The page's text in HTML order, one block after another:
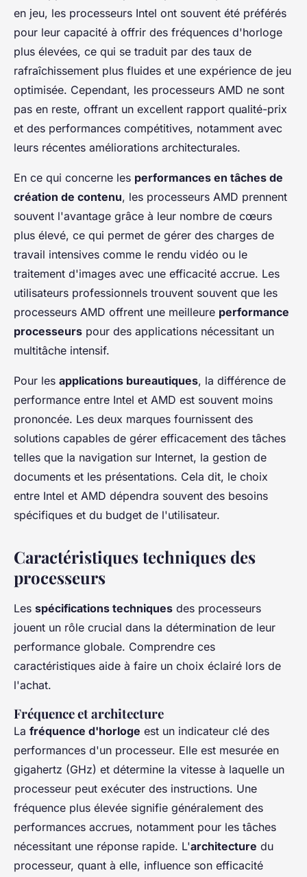
en jeu, les processeurs Intel ont souvent été préférés
pour leur capacité à offrir des fréquences d'horloge
plus élevées, ce qui se traduit par des taux de
rafraîchissement plus fluides et une expérience de jeu
optimisée. Cependant, les processeurs AMD ne sont
pas en reste, offrant un excellent rapport qualité-prix
et des performances compétitives, notamment avec
leurs récentes améliorations architecturales.
En ce qui concerne les performances en tâches de
création de contenu, les processeurs AMD prennent
souvent l'avantage grâce à leur nombre de cœurs
plus élevé, ce qui permet de gérer des charges de
travail intensives comme le rendu vidéo ou le
traitement d'images avec une efficacité accrue. Les
utilisateurs professionnels trouvent souvent que les
processeurs AMD offrent une meilleure performance
processeurs pour des applications nécessitant un
multitâche intensif.
Pour les applications bureautiques, la différence de
performance entre Intel et AMD est souvent moins
prononcée. Les deux marques fournissent des
solutions capables de gérer efficacement des tâches
telles que la navigation sur Internet, la gestion de
documents et les présentations. Cela dit, le choix
entre Intel et AMD dépendra souvent des besoins
spécifiques et du budget de l'utilisateur.
Caractéristiques techniques des
processeurs
Les spécifications techniques des processeurs
jouent un rôle crucial dans la détermination de leur
performance globale. Comprendre ces
caractéristiques aide à faire un choix éclairé lors de
l'achat.
Fréquence et architecture
La fréquence d'horloge est un indicateur clé des
performances d'un processeur. Elle est mesurée en
gigahertz (GHz) et détermine la vitesse à laquelle un
processeur peut exécuter des instructions. Une
fréquence plus élevée signifie généralement des
performances accrues, notamment pour les tâches
nécessitant une réponse rapide. L'architecture du
processeur, quant à elle, influence son efficacité